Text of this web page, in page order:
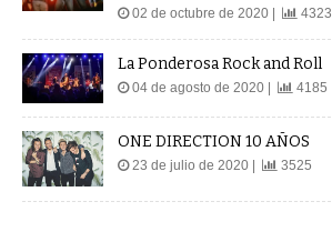
02 de octubre de 2020 | 4323
La Ponderosa Rock and Roll
04 de agosto de 2020 | 4185
ONE DIRECTION 10 AÑOS
23 de julio de 2020 | 3525